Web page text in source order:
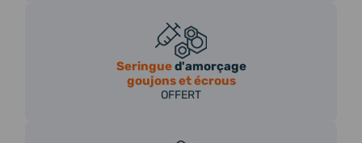
Seringued'amorçage
goujons et écrous
OFFERT